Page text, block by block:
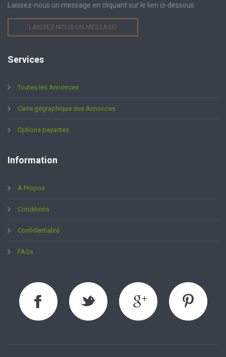
Laissez-nous un message en cliquant sur le lien ci-dessous:
LAISSEZ-NOUS UN MESSAGE!
Services
Toutes les Annonces
Carte gégraphique des Annonces
Options payantes
Information
A Propos
Conditions
Confidentialité
FAQs